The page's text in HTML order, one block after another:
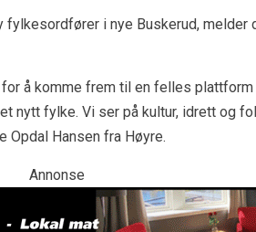
fylkesordfører i nye Buskerud,
å komme frem til en felles
nytt fylke. Vi ser på kultur, idrett og
Opdal Hansen fra Høyre.
Annonse